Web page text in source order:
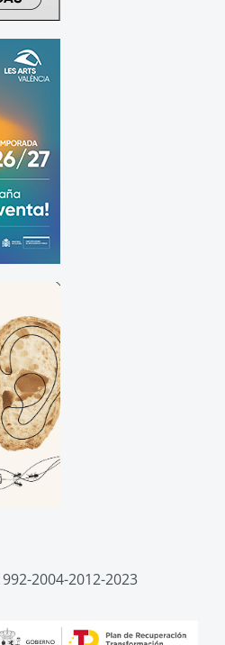
2004-2012-2023